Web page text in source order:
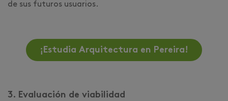
de sus futuros usuarios.
¡Estudia Arquitectura en Pereira!
3. Evaluación de viabilidad